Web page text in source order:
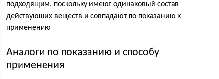
подходящим, поскольку имеют одинаковый состав
действующих веществ и совпадают по показанию к
применению
Аналоги по показанию и способу
применения